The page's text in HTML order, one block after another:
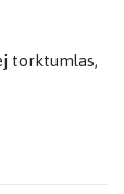
torktumlas,